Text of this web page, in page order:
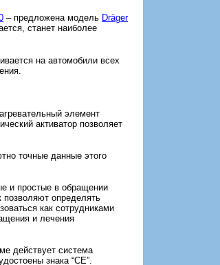
– предложена модель Dräger
станет наиболее
на автомобили всех
элемент
активатор позволяет
точные данные этого
и простые в обращении
определять
как сотрудниками
и лечения
действует система
знака “СЕ”.